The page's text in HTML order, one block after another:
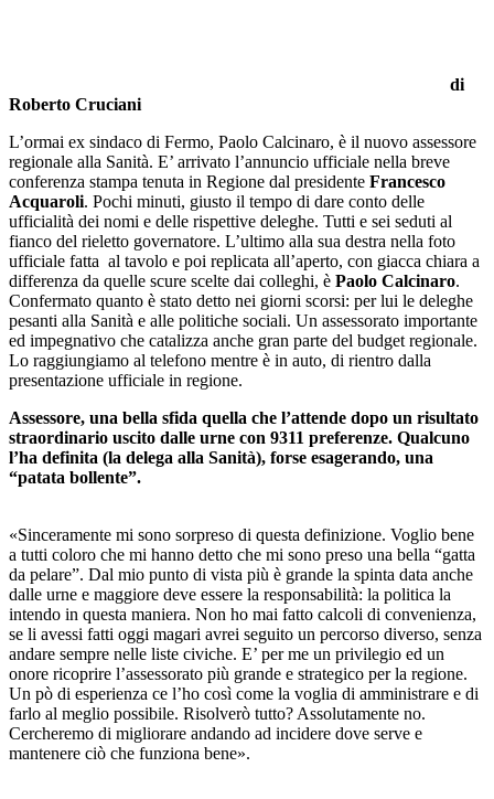
di
Roberto Cruciani
L’ormai ex sindaco di Fermo, Paolo Calcinaro, è il nuovo assessore
regionale alla Sanità. E’ arrivato l’annuncio ufficiale nella breve
conferenza stampa tenuta in Regione dal presidente Francesco
Acquaroli. Pochi minuti, giusto il tempo di dare conto delle
ufficialità dei nomi e delle rispettive deleghe. Tutti e sei seduti al
fianco del rieletto governatore. L’ultimo alla sua destra nella foto
ufficiale fatta al tavolo e poi replicata all’aperto, con giacca chiara a
differenza da quelle scure scelte dai colleghi, è Paolo Calcinaro.
Confermato quanto è stato detto nei giorni scorsi: per lui le deleghe
pesanti alla Sanità e alle politiche sociali. Un assessorato importante
ed impegnativo che catalizza anche gran parte del budget regionale.
Lo raggiungiamo al telefono mentre è in auto, di rientro dalla
presentazione ufficiale in regione.
Assessore, una bella sfida quella che l’attende dopo un risultato
straordinario uscito dalle urne con 9311 preferenze. Qualcuno
l’ha definita (la delega alla Sanità), forse esagerando, una
“patata bollente”.
«Sinceramente mi sono sorpreso di questa definizione. Voglio bene
a tutti coloro che mi hanno detto che mi sono preso una bella “gatta
da pelare”. Dal mio punto di vista più è grande la spinta data anche
dalle urne e maggiore deve essere la responsabilità: la politica la
intendo in questa maniera. Non ho mai fatto calcoli di convenienza,
se li avessi fatti oggi magari avrei seguito un percorso diverso, senza
andare sempre nelle liste civiche. E’ per me un privilegio ed un
onore ricoprire l’assessorato più grande e strategico per la regione.
Un pò di esperienza ce l’ho così come la voglia di amministrare e di
farlo al meglio possibile. Risolverò tutto? Assolutamente no.
Cercheremo di migliorare andando ad incidere dove serve e
mantenere ciò che funziona bene».